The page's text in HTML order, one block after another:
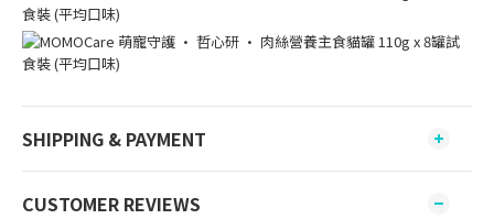
SHIPPING & PAYMENT
CUSTOMER REVIEWS